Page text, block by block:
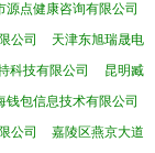
源点健康咨询有限公司
公司
天津东旭瑞晟电
科技有限公司
昆明臧
钱包信息技术有限公司
公司 嘉陵区燕京大道